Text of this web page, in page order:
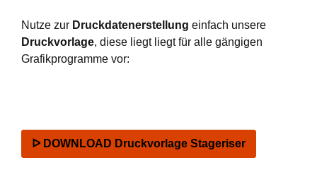
Nutze zur Druckdatenerstellung einfach unsere
Druckvorlage, diese liegt liegt für alle gängigen
Grafikprogramme vor:
ᐅ DOWNLOAD Druckvorlage Stageriser